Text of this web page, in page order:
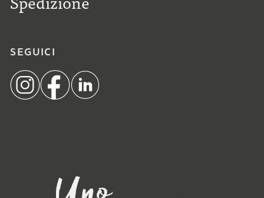
SEGUICI